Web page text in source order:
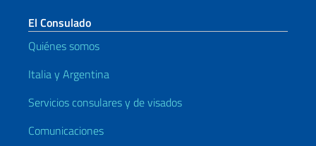
El Consulado
Quiénes somos
Italia y Argentina
Servicios consulares y de visados
Comunicaciones